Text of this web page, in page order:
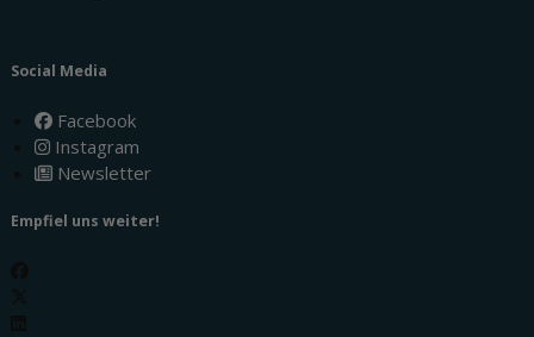
Social Media
Facebook
Instagram
Newsletter
Empfiel uns weiter!